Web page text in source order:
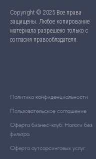
Copyright © 2025 Все права
защищены. Любое копирование
материала разрешено только с
согласия правообладателя.
Политика конфиденциальности
Пользовательское соглашение
Оферта бизнес-клуб: Налоги без
фильтра
Оферта аутсорсинговых услуг